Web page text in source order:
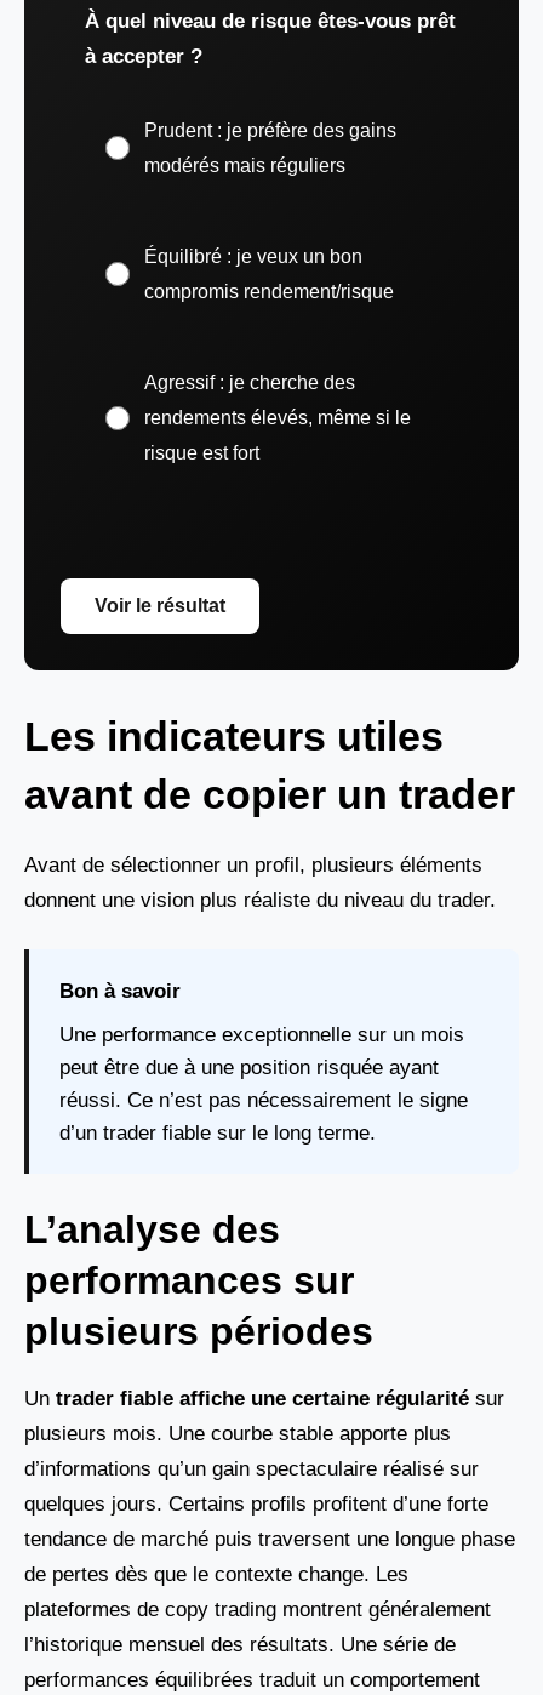
À quel niveau de risque êtes-vous prêt
à accepter ?
Prudent : je préfère des gains
modérés mais réguliers
Équilibré : je veux un bon
compromis rendement/risque
Agressif : je cherche des
rendements élevés, même si le
risque est fort
Voir le résultat
Les indicateurs utiles
avant de copier un trader
Avant de sélectionner un profil, plusieurs éléments
donnent une vision plus réaliste du niveau du trader.
Bon à savoir
Une performance exceptionnelle sur un mois
peut être due à une position risquée ayant
réussi. Ce n’est pas nécessairement le signe
d’un trader fiable sur le long terme.
L’analyse des
performances sur
plusieurs périodes
Un trader fiable affiche une certaine régularité sur
plusieurs mois. Une courbe stable apporte plus
d’informations qu’un gain spectaculaire réalisé sur
quelques jours. Certains profils profitent d’une forte
tendance de marché puis traversent une longue phase
de pertes dès que le contexte change. Les
plateformes de copy trading montrent généralement
l’historique mensuel des résultats. Une série de
performances équilibrées traduit un comportement